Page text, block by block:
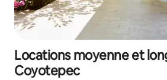
Locations moyenne et
Coyotepec